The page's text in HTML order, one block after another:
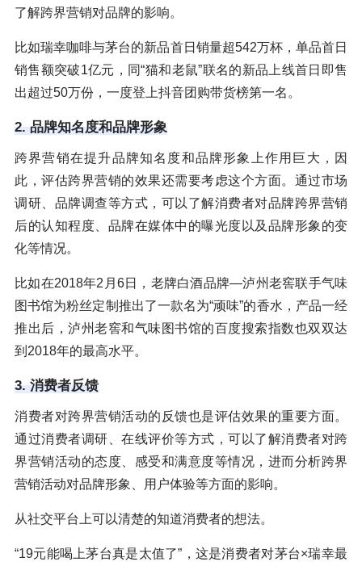
了解跨界营销对品牌的影响。
比如瑞幸咖啡与茅台的新品首日销量超542万杯，单品首日
销售额突破1亿元，同“猫和老鼠”联名的新品上线首日即售
出超过50万份，一度登上抖音团购带货榜第一名。
2. 品牌知名度和品牌形象
跨界营销在提升品牌知名度和品牌形象上作用巨大，因
此，评估跨界营销的效果还需要考虑这个方面。通过市场
调研、品牌调查等方式，可以了解消费者对品牌跨界营销
后的认知程度、品牌在媒体中的曝光度以及品牌形象的变
化等情况。
比如在2018年2月6日，老牌白酒品牌—泸州老窖联手气味
图书馆为粉丝定制推出了一款名为“顽味”的香水，产品一经
推出后，泸州老窖和气味图书馆的百度搜索指数也双双达
到2018年的最高水平。
3. 消费者反馈
消费者对跨界营销活动的反馈也是评估效果的重要方面。
通过消费者调研、在线评价等方式，可以了解消费者对跨
界营销活动的态度、感受和满意度等情况，进而分析跨界
营销活动对品牌形象、用户体验等方面的影响。
从社交平台上可以清楚的知道消费者的想法。
“19元能喝上茅台真是太值了”，这是消费者对茅台×瑞幸最